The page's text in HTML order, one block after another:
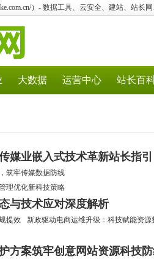
）- 数据工具、云安全、建站、站长
大数据 运营中心 站长百
媒业嵌入式技术革新站长指引
筑牢传媒数据防线
理优化新科技策略
与技术应对深度解析
提效 新政驱动电商运维升级：科技赋能资源
方案筑牢创意网站资源科技